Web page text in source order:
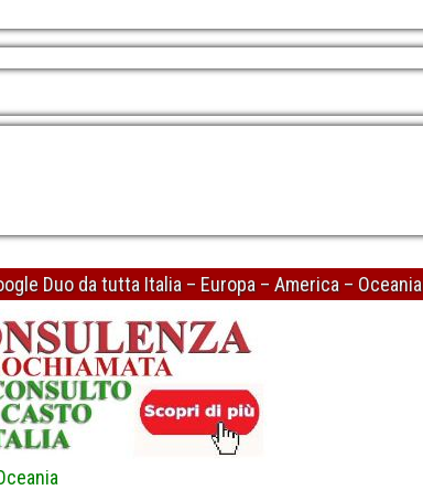
Duo da tutta Italia – Europa – America – Oceania